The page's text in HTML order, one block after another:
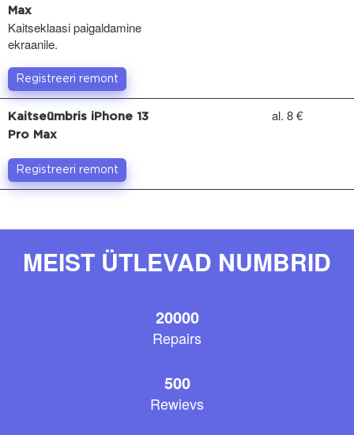
Max
Kaitseklaasi paigaldamine
ekraanile.
Registreeri remont
Kaitseümbris iPhone 13
Pro Max
al. 8 €
Registreeri remont
MEIST ÜTLEVAD NUMBRID
20000
Repairs
500
Rewievs